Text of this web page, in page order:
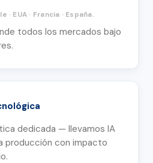
· EUA · Francia · España.
todos los mercados bajo
dedicada — llevamos IA
producción con impacto